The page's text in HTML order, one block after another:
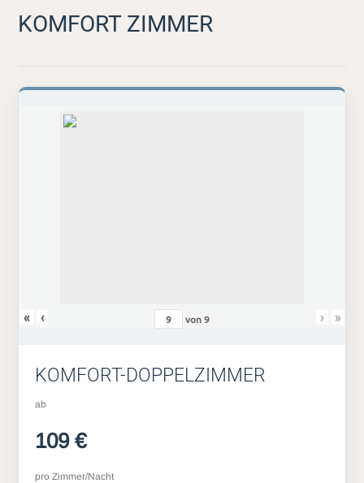
KOMFORT ZIMMER
« ‹ von9 › »
KOMFORT-DOPPELZIMMER
ab
109 €
pro Zimmer/Nacht